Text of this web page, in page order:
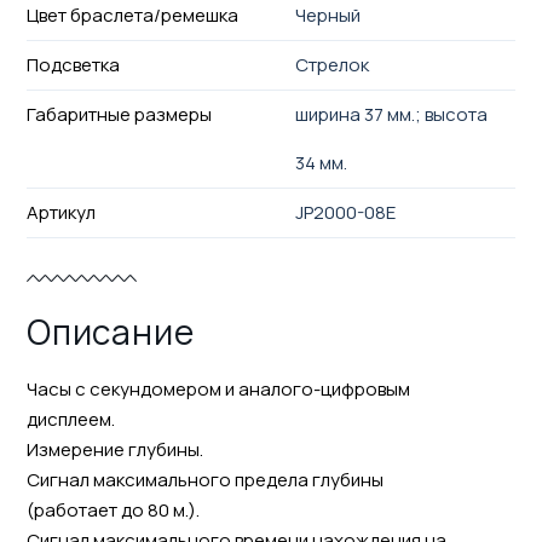
Цвет браслета/ремешка
Черный
Подсветка
Стрелок
Габаритные размеры
ширина 37 мм.; высота
34 мм.
Артикул
JP2000-08E
Описание
Часы с секундомером и аналого-цифровым
дисплеем.
Измерение глубины.
Сигнал максимального предела глубины
(работает до 80 м.).